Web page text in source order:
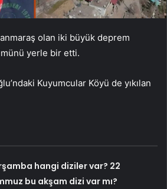
olan iki büyük deprem
yerle bir etti.
Kuyumcular Köyü de yıkılan
hangi diziler var? 22
bu akşam dizi var mı?